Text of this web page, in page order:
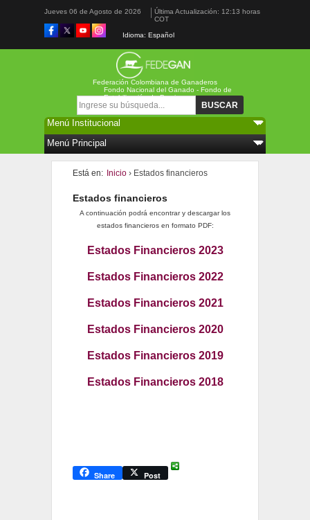
Jueves 06 de Agosto de 2026
Última Actualización: 12:13 horas
COT
Idioma: Español
Federación Colombiana de Ganaderos
Formulario de búsqueda
Fondo Nacional del Ganado - Fondo de
Estabilización de Precios
Está en: Inicio› Estados financieros
Estados financieros
A continuación podrá encontrar y descargar los
estados financieros en formato PDF:
Estados Financieros 2023
Estados Financieros 2022
Estados Financieros 2021
Estados Financieros 2020
Estados Financieros 2019
Estados Financieros 2018
Share Post